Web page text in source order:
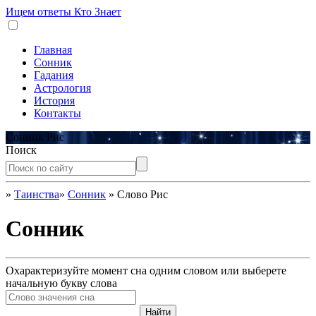
Ищем ответы Кто Знает
Главная
Сонник
Гадания
Астрология
История
Контакты
Сонник Рис
Поиск
» Таинства» Сонник » Слово Рис
Сонник
Охарактеризуйте момент сна одним словом или выберете
начальную букву слова